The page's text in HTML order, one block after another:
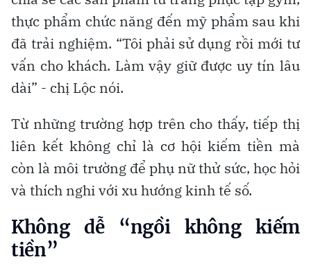
thực phẩm chức năng đến mỹ phẩm sau khi
đã trải nghiệm. “Tôi phải sử dụng rồi mới tư
vấn cho khách. Làm vậy giữ được uy tín lâu
dài” - chị Lộc nói.
Từ những trường hợp trên cho thấy, tiếp thị
liên kết không chỉ là cơ hội kiếm tiền mà
còn là môi trường để phụ nữ thử sức, học hỏi
và thích nghi với xu hướng kinh tế số.
Không dễ “ngồi không kiếm
tiền”